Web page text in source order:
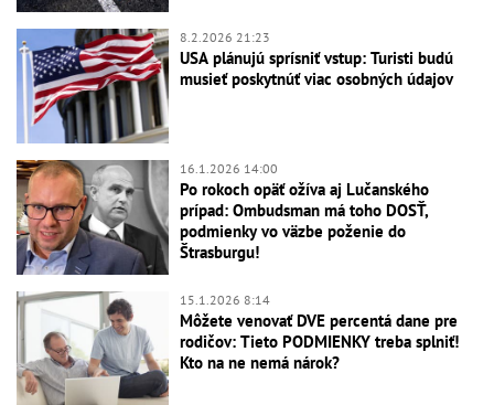
8.2.2026 21:23
USA plánujú sprísniť vstup: Turisti budú
musieť poskytnúť viac osobných údajov
16.1.2026 14:00
Po rokoch opäť ožíva aj Lučanského
prípad: Ombudsman má toho DOSŤ,
podmienky vo väzbe poženie do
Štrasburgu!
15.1.2026 8:14
Môžete venovať DVE percentá dane pre
rodičov: Tieto PODMIENKY treba splniť!
Kto na ne nemá nárok?